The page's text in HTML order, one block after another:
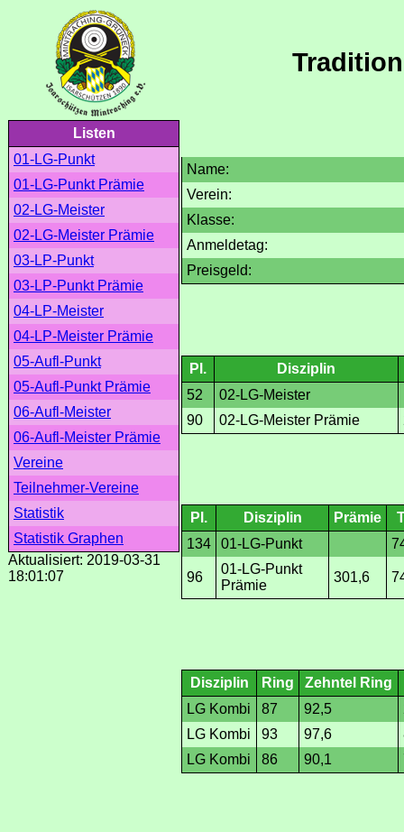
Listen
01-LG-Punkt
01-LG-Punkt Prämie
02-LG-Meister
02-LG-Meister Prämie
03-LP-Punkt
03-LP-Punkt Prämie
04-LP-Meister
04-LP-Meister Prämie
05-Aufl-Punkt
05-Aufl-Punkt Prämie
06-Aufl-Meister
06-Aufl-Meister Prämie
Vereine
Teilnehmer-Vereine
Statistik
Statistik Graphen
Aktualisiert: 2019-03-31
18:01:07
Name:
Verein:
Klasse:
Anmeldetag:
Preisgeld:
Pl.
Disziplin
52
02-LG-Meister
90
02-LG-Meister Prämie
Pl. Disziplin Prämie
134
01-LG-Punkt
96
01-LG-Punkt
Prämie
301,6
Disziplin Ring Zehntel Ring
LG Kombi
87 92,5
LG Kombi
93 97,6
LG Kombi
86 90,1